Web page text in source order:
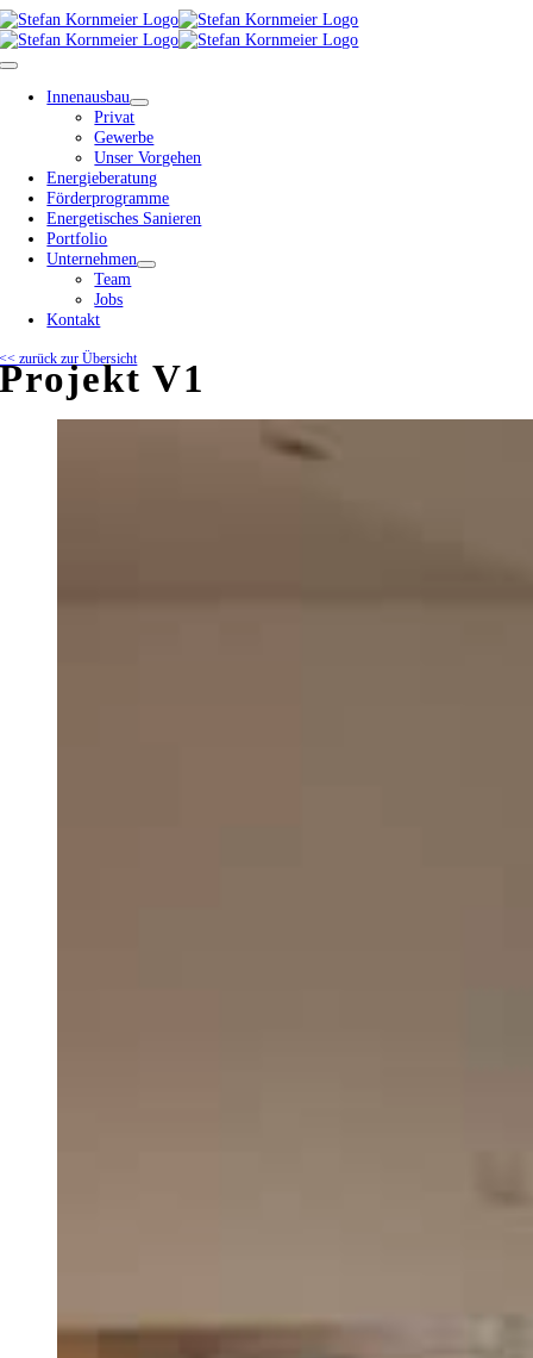
Zum
Inhalt
springen
Toggle
NavigationInnenausbau
Privat
Gewerbe
Unser Vorgehen
Energieberatung
Förderprogramme
Energetisches Sanieren
Portfolio
Unternehmen
Team
Jobs
Kontakt
<< zurück zur Übersicht
Projekt V1